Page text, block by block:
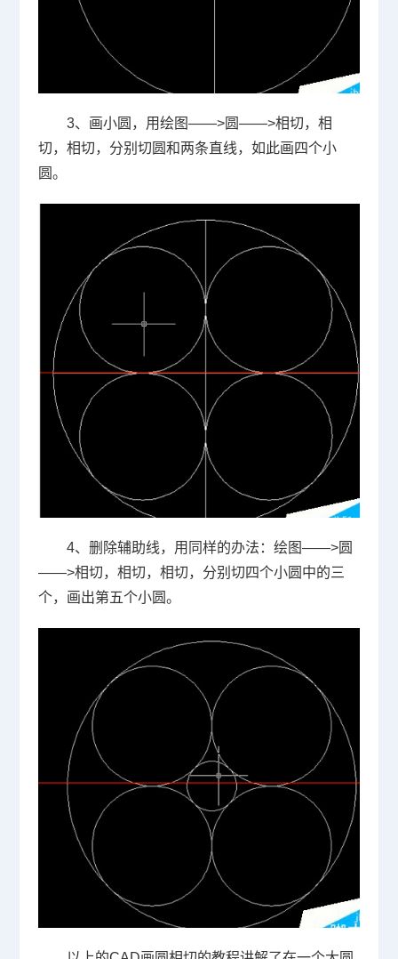
3、画小圆，用绘图——>圆——>相切，相
切，相切，分别切圆和两条直线，如此画四个小
圆。
4、删除辅助线，用同样的办法：绘图——>圆
——>相切，相切，相切，分别切四个小圆中的三
个，画出第五个小圆。